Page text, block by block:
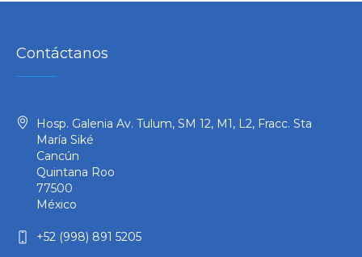
Contáctanos
Hosp. Galenia Av. Tulum, SM 12, M1, L2, Fracc. Sta
María Siké
Cancún
Quintana Roo
77500
México
+52 (998) 891 5205